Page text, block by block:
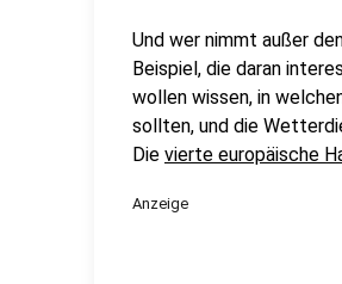
Und wer nimmt außer
Beispiel, die daran
wollen wissen, in
sollten, und die
Die vierte europäische
Anzeige